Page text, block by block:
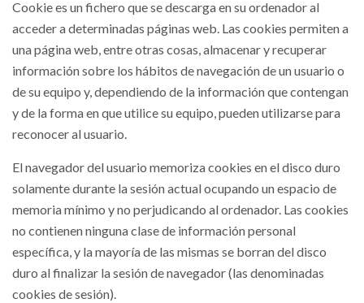
Cookie es un fichero que se descarga en su ordenador al
acceder a determinadas páginas web. Las cookies permiten a
una página web, entre otras cosas, almacenar y recuperar
información sobre los hábitos de navegación de un usuario o
de su equipo y, dependiendo de la información que contengan
y de la forma en que utilice su equipo, pueden utilizarse para
reconocer al usuario.
El navegador del usuario memoriza cookies en el disco duro
solamente durante la sesión actual ocupando un espacio de
memoria mínimo y no perjudicando al ordenador. Las cookies
no contienen ninguna clase de información personal
específica, y la mayoría de las mismas se borran del disco
duro al finalizar la sesión de navegador (las denominadas
cookies de sesión).